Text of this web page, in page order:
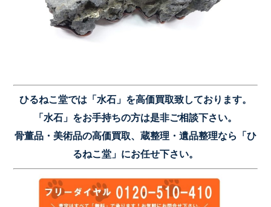
ひるねこ堂では「水石」を高価買取致しております。
「水石」をお手持ちの方は是非ご相談下さい。
骨董品・美術品の高価買取、蔵整理・遺品整理なら「ひ
るねこ堂」にお任せ下さい。